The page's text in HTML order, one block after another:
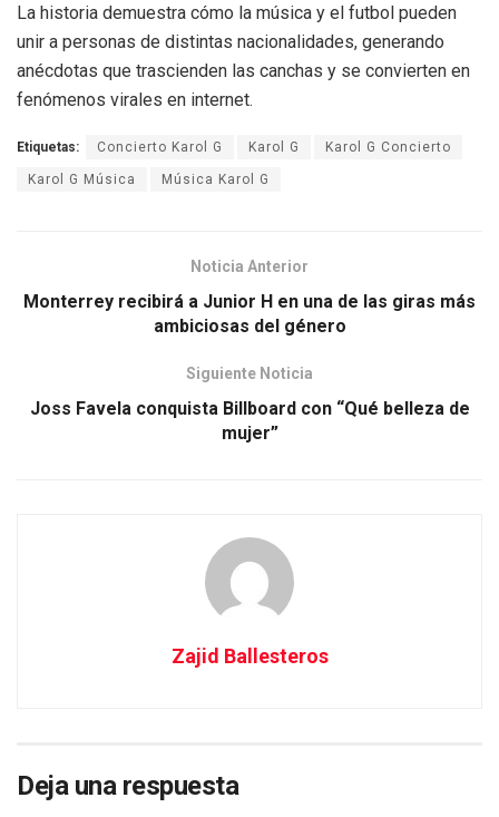
La historia demuestra cómo la música y el futbol pueden
unir a personas de distintas nacionalidades, generando
anécdotas que trascienden las canchas y se convierten en
fenómenos virales en internet.
Etiquetas: Concierto Karol G Karol G Karol G Concierto
Karol G Música Música Karol G
Noticia Anterior
Monterrey recibirá a Junior H en una de las giras más
ambiciosas del género
Siguiente Noticia
Joss Favela conquista Billboard con “Qué belleza de
mujer”
Zajid Ballesteros
Deja una respuesta